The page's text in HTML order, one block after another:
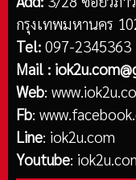
กรุงเทพมหานคร
Tel: 097-2345363
Mail :
Web:
Fb:
Line: iok2u.com
Youtube: